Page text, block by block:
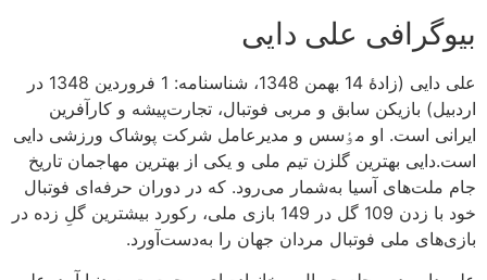
بیوگرافی علی دایی
علی دایی (زادهٔ 14 بهمن 1348، شناسنامه: 1 فروردین 1348 در
اردبیل) بازیکن سابق و مربی فوتبال، تجارت‌پیشه و کارآفرین
ایرانی است. او مٶسس و مدیرعامل شرکت پوشاک ورزشی دایی
است.دایی بهترین گلزن تیم ملی و یکی از بهترین مهاجمان تاریخ
جام ملت‌های آسیا به‌شمار می‌رود. که در دوران حرفه‌ای فوتبال
خود با زدن 109 گل در 149 بازی ملی، رکورد بیشترین گلِ زده در
بازی‌های ملی فوتبال مردان جهان را به‌دست‌آورد.